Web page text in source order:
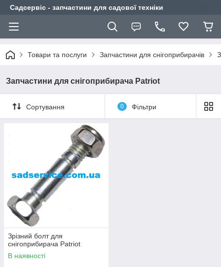
Садсервіс - запчастини для садової техніки
Товари та послуги Запчастини для снігоприбирачів
Запчастини для снігоприбирача Patriot
Сортування 0 Фільтри
Зрізний болт для
снігоприбирача Patriot
В наявності